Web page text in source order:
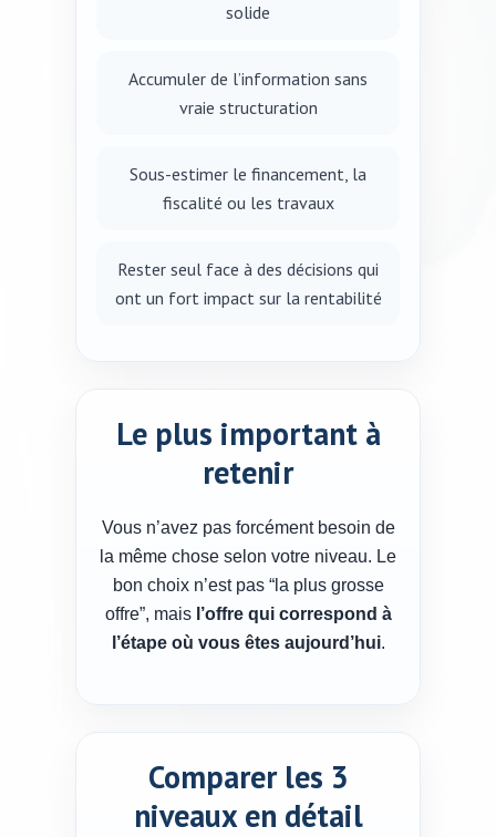
solide
Accumuler de l’information sans
vraie structuration
Sous-estimer le financement, la
fiscalité ou les travaux
Rester seul face à des décisions qui
ont un fort impact sur la rentabilité
Le plus important à
retenir
Vous n’avez pas forcément besoin de
la même chose selon votre niveau. Le
bon choix n’est pas “la plus grosse
offre”, mais l’offre qui correspond à
l’étape où vous êtes aujourd’hui.
Comparer les 3
niveaux en détail